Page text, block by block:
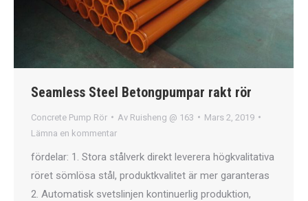
Seamless Steel Betongpumpar rakt rör
Concrete Pump Rör Av Ruisheng @ 163
Mars 2, 2019
Lämna en kommentar
fördelar: 1. Stora stålverk direkt leverera högkvalitativa
röret sömlösa stål, produktkvalitet är mer garanteras
2. Automatisk svetslinjen kontinuerlig produktion,